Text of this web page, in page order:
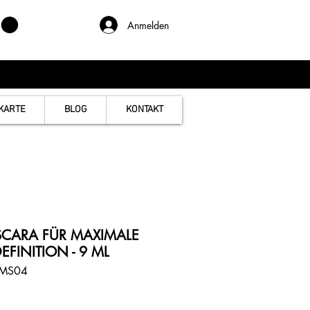
Anmelden
BLOG KONTAKT
FÜR MAXIMALE
- 9 ML